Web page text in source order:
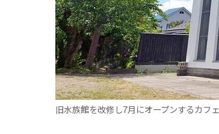
旧水族館を改修し7月にオープンするカフェ